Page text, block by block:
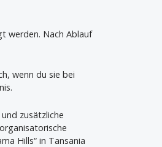
werden. Nach Ablauf
wenn du sie bei
zusätzliche
Hills“ in Tansania